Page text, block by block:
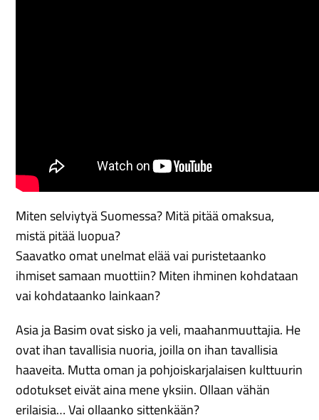
Miten selviytyä Suomessa? Mitä pitää omaksua,
mistä pitää luopua?
Saavatko omat unelmat elää vai puristetaanko
ihmiset samaan muottiin? Miten ihminen kohdataan
vai kohdataanko lainkaan?
Asia ja Basim ovat sisko ja veli, maahanmuuttajia. He
ovat ihan tavallisia nuoria, joilla on ihan tavallisia
haaveita. Mutta oman ja pohjoiskarjalaisen kulttuurin
odotukset eivät aina mene yksiin. Ollaan vähän
erilaisia… Vai ollaanko sittenkään?